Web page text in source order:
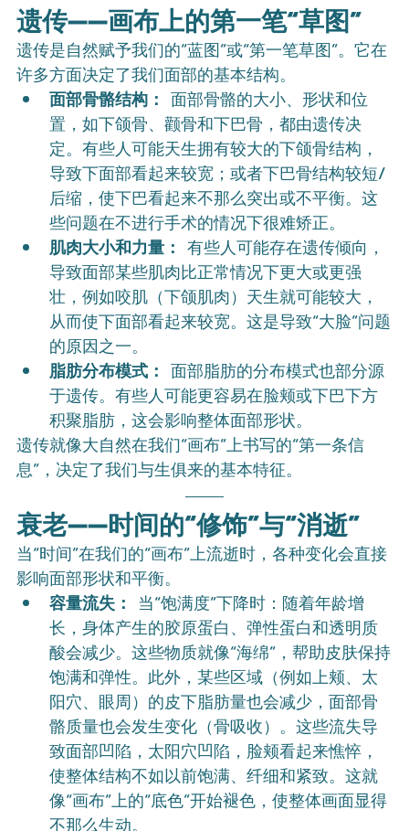
遗传——画布上的第一笔“草图”
遗传是自然赋予我们的“蓝图”或“第一笔草图”。它在
许多方面决定了我们面部的基本结构。
面部骨骼结构： 面部骨骼的大小、形状和位
置，如下颌骨、颧骨和下巴骨，都由遗传决
定。有些人可能天生拥有较大的下颌骨结构，
导致下面部看起来较宽；或者下巴骨结构较短/
后缩，使下巴看起来不那么突出或不平衡。这
些问题在不进行手术的情况下很难矫正。
肌肉大小和力量： 有些人可能存在遗传倾向，
导致面部某些肌肉比正常情况下更大或更强
壮，例如咬肌（下颌肌肉）天生就可能较大，
从而使下面部看起来较宽。这是导致“大脸”问题
的原因之一。
脂肪分布模式： 面部脂肪的分布模式也部分源
于遗传。有些人可能更容易在脸颊或下巴下方
积聚脂肪，这会影响整体面部形状。
遗传就像大自然在我们“画布”上书写的“第一条信
息”，决定了我们与生俱来的基本特征。
衰老——时间的“修饰”与“消逝”
当“时间”在我们的“画布”上流逝时，各种变化会直接
影响面部形状和平衡。
容量流失： 当“饱满度”下降时：随着年龄增
长，身体产生的胶原蛋白、弹性蛋白和透明质
酸会减少。这些物质就像“海绵”，帮助皮肤保持
饱满和弹性。此外，某些区域（例如上颊、太
阳穴、眼周）的皮下脂肪量也会减少，面部骨
骼质量也会发生变化（骨吸收）。这些流失导
致面部凹陷，太阳穴凹陷，脸颊看起来憔悴，
使整体结构不如以前饱满、纤细和紧致。这就
像“画布”上的“底色”开始褪色，使整体画面显得
不那么生动。